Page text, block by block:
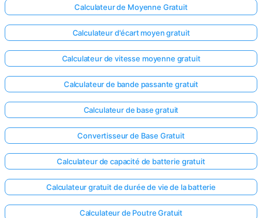
le
Posez
votre
Calculateur de Moyenne Gratuit
Calculateur d'écart moyen gratuit
Calculateur de vitesse moyenne gratuit
Calculateur de bande passante gratuit
Calculateur de base gratuit
Convertisseur de Base Gratuit
Calculateur de capacité de batterie gratuit
Calculateur gratuit de durée de vie de la batterie
Calculateur de Poutre Gratuit